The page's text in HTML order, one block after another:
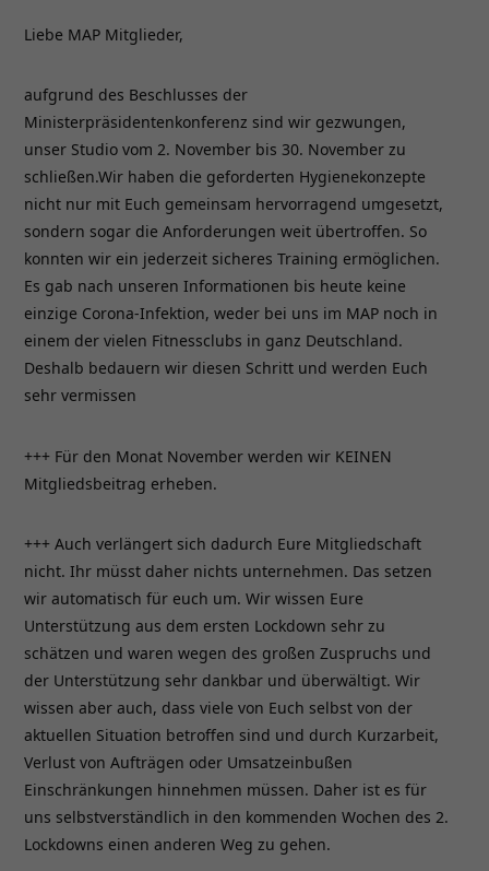
Liebe MAP Mitglieder,
aufgrund des Beschlusses der
Ministerpräsidentenkonferenz sind wir gezwungen,
unser Studio vom 2. November bis 30. November zu
schließen.Wir haben die geforderten Hygienekonzepte
nicht nur mit Euch gemeinsam hervorragend umgesetzt,
sondern sogar die Anforderungen weit übertroffen. So
konnten wir ein jederzeit sicheres Training ermöglichen.
Es gab nach unseren Informationen bis heute keine
einzige Corona-Infektion, weder bei uns im MAP noch in
einem der vielen Fitnessclubs in ganz Deutschland.
Deshalb bedauern wir diesen Schritt und werden Euch
sehr vermissen
+++ Für den Monat November werden wir KEINEN
Mitgliedsbeitrag erheben.
+++ Auch verlängert sich dadurch Eure Mitgliedschaft
nicht. Ihr müsst daher nichts unternehmen. Das setzen
wir automatisch für euch um. Wir wissen Eure
Unterstützung aus dem ersten Lockdown sehr zu
schätzen und waren wegen des großen Zuspruchs und
der Unterstützung sehr dankbar und überwältigt. Wir
wissen aber auch, dass viele von Euch selbst von der
aktuellen Situation betroffen sind und durch Kurzarbeit,
Verlust von Aufträgen oder Umsatzeinbußen
Einschränkungen hinnehmen müssen. Daher ist es für
uns selbstverständlich in den kommenden Wochen des 2.
Lockdowns einen anderen Weg zu gehen.